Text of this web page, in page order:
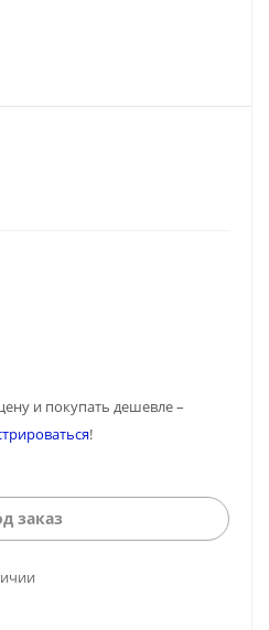
и покупать дешевле –
!
заказ